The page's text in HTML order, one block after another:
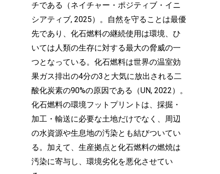
チである（ネイチャー・ポジティブ・イニ
シアティブ, 2025）。自然を守ることは最優
先であり、化石燃料の継続使用は環境、ひ
いては人類の生存に対する最大の脅威の一
つとなっている。化石燃料は世界の温室効
果ガス排出の4分の3と大気に放出される二
酸化炭素の90%の原因である（UN, 2022）。
化石燃料の環境フットプリントは、採掘・
加工・輸送に必要な土地だけでなく、周辺
の水資源や生息地の汚染とも結びついてい
る。加えて、生産拠点と化石燃料の燃焼は
汚染に寄与し、環境劣化を悪化させてい